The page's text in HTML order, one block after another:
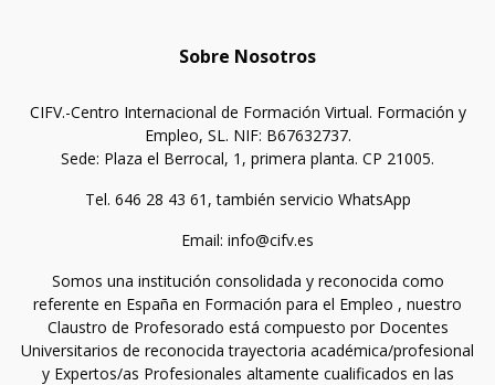
Sobre Nosotros
CIFV.-Centro Internacional de Formación Virtual. Formación y
Empleo, SL. NIF: B67632737.
Sede: Plaza el Berrocal, 1, primera planta. CP 21005.
Tel. 646 28 43 61, también servicio WhatsApp
Email: info@cifv.es
Somos una institución consolidada y reconocida como
referente en España en Formación para el Empleo , nuestro
Claustro de Profesorado está compuesto por Docentes
Universitarios de reconocida trayectoria académica/profesional
y Expertos/as Profesionales altamente cualificados en las